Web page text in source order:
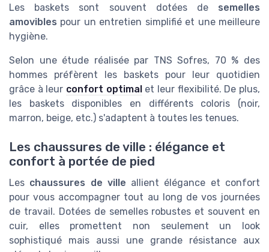
Les baskets sont souvent dotées de semelles
amovibles pour un entretien simplifié et une meilleure
hygiène.
Selon une étude réalisée par TNS Sofres, 70 % des
hommes préfèrent les baskets pour leur quotidien
grâce à leur confort optimalet leur flexibilité. De plus,
les baskets disponibles en différents coloris (noir,
marron, beige, etc.) s'adaptent à toutes les tenues.
Les chaussures de ville : élégance et
confort à portée de pied
Les chaussures de ville allient élégance et confort
pour vous accompagner tout au long de vos journées
de travail. Dotées de semelles robustes et souvent en
cuir, elles promettent non seulement un look
sophistiqué mais aussi une grande résistance aux